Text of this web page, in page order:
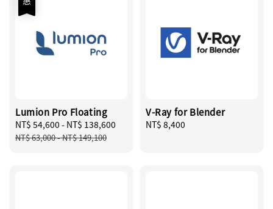
Lumion Pro Floating
Sale
price
NT$ 54,600 - NT$ 138,600
Regular
NT$ 63,000-NT$ 149,100
V-Ray for Blender
Regular
NT$ 8,400